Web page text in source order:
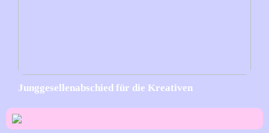
Junggesellenabschied für die Kreativen